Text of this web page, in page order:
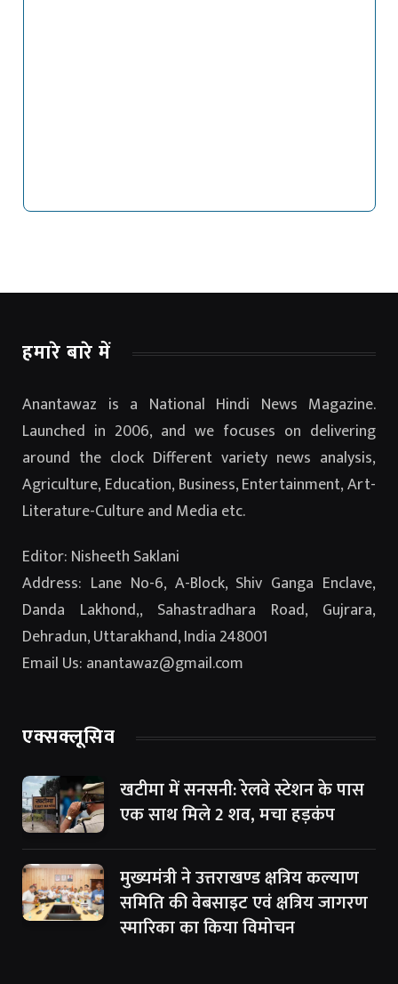
हमारे बारे में
Anantawaz is a National Hindi News Magazine.
Launched in 2006, and we focuses on delivering
around the clock Different variety news analysis,
Agriculture, Education, Business, Entertainment, Art-
Literature-Culture and Media etc.
Editor: Nisheeth Saklani
Address: Lane No-6, A-Block, Shiv Ganga Enclave,
Danda Lakhond,, Sahastradhara Road, Gujrara,
Dehradun, Uttarakhand, India 248001
Email Us: anantawaz@gmail.com
एक्सक्लूसिव
खटीमा में सनसनी: रेलवे स्टेशन के पास
एक साथ मिले 2 शव, मचा हड़कंप
मुख्यमंत्री ने उत्तराखण्ड क्षत्रिय कल्याण
समिति की वेबसाइट एवं क्षत्रिय जागरण
स्मारिका का किया विमोचन